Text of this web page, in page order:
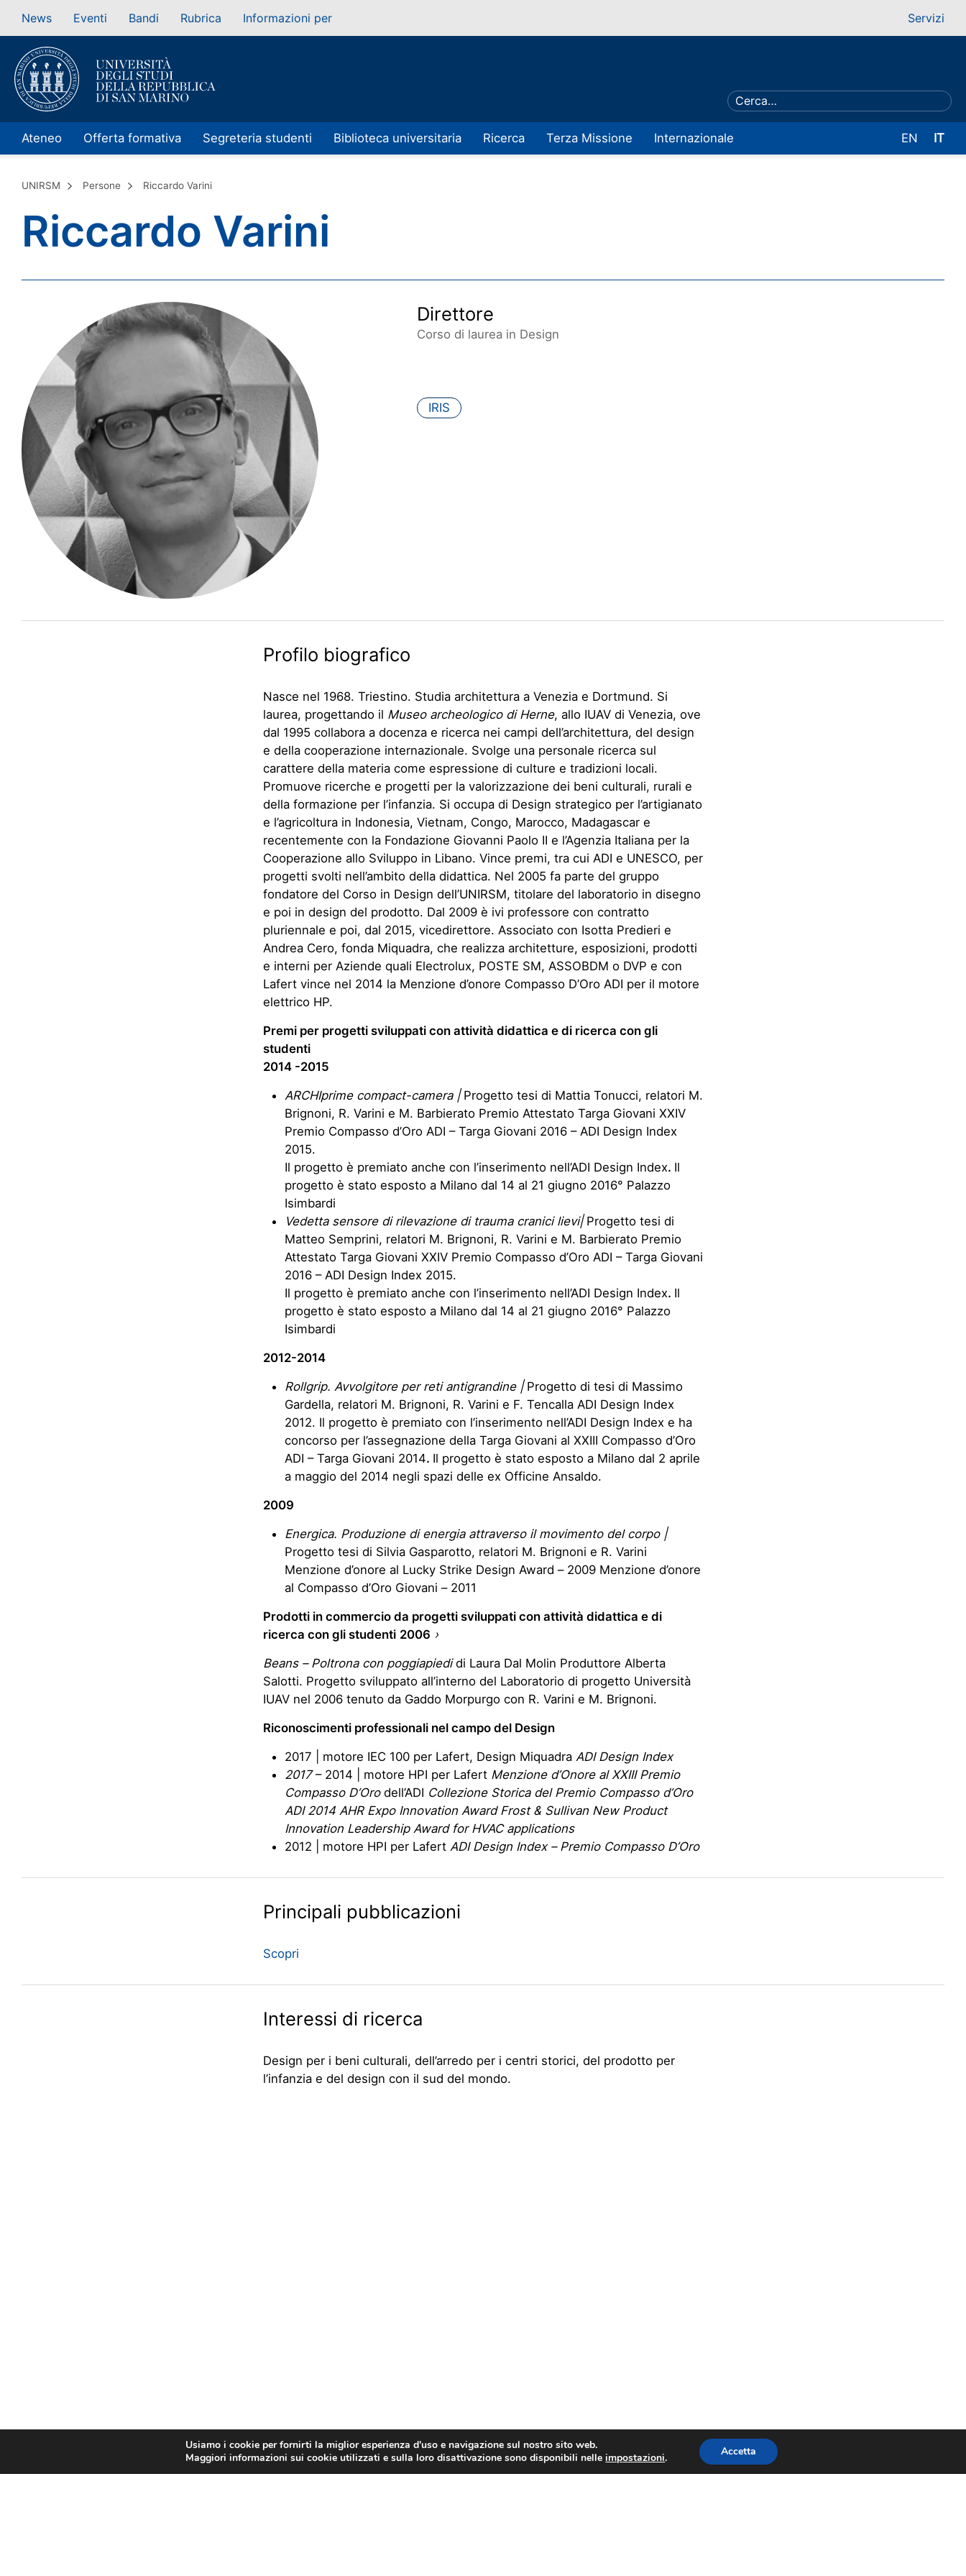
News Eventi Bandi Rubrica Informazioni per Servizi
Ateneo Offerta formativa Segreteria studenti Biblioteca universitaria Ricerca Terza Missione Internazionale EN IT
UNIRSM Persone Riccardo Varini
Riccardo Varini
Direttore
Corso di laurea in Design
IRIS
Profilo biografico
Nasce nel 1968. Triestino. Studia architettura a Venezia e Dortmund. Si
laurea, progettando il Museo archeologico di Herne, allo IUAV di Venezia, ove
dal 1995 collabora a docenza e ricerca nei campi dell’architettura, del design
e della cooperazione internazionale. Svolge una personale ricerca sul
carattere della materia come espressione di culture e tradizioni locali.
Promuove ricerche e progetti per la valorizzazione dei beni culturali, rurali e
della formazione per l’infanzia. Si occupa di Design strategico per l’artigianato
e l’agricoltura in Indonesia, Vietnam, Congo, Marocco, Madagascar e
recentemente con la Fondazione Giovanni Paolo II e l’Agenzia Italiana per la
Cooperazione allo Sviluppo in Libano. Vince premi, tra cui ADI e UNESCO, per
progetti svolti nell’ambito della didattica. Nel 2005 fa parte del gruppo
fondatore del Corso in Design dell’UNIRSM, titolare del laboratorio in disegno
e poi in design del prodotto. Dal 2009 è ivi professore con contratto
pluriennale e poi, dal 2015, vicedirettore. Associato con Isotta Predieri e
Andrea Cero, fonda Miquadra, che realizza architetture, esposizioni, prodotti
e interni per Aziende quali Electrolux, POSTE SM, ASSOBDM o DVP e con
Lafert vince nel 2014 la Menzione d’onore Compasso D’Oro ADI per il motore
elettrico HP.
Premi per progetti sviluppati con attività didattica e di ricerca con gli
studenti
2014 -2015
ARCHIprime compact-camera | Progetto tesi di Mattia Tonucci, relatori M.
Brignoni, R. Varini e M. Barbierato Premio Attestato Targa Giovani XXIV
Premio Compasso d’Oro ADI – Targa Giovani 2016 – ADI Design Index
2015.
Il progetto è premiato anche con l’inserimento nell’ADI Design Index. Il
progetto è stato esposto a Milano dal 14 al 21 giugno 2016° Palazzo
Isimbardi
Vedetta sensore di rilevazione di trauma cranici lievi| Progetto tesi di
Matteo Semprini, relatori M. Brignoni, R. Varini e M. Barbierato Premio
Attestato Targa Giovani XXIV Premio Compasso d’Oro ADI – Targa Giovani
2016 – ADI Design Index 2015.
Il progetto è premiato anche con l’inserimento nell’ADI Design Index. Il
progetto è stato esposto a Milano dal 14 al 21 giugno 2016° Palazzo
Isimbardi
2012-2014
Rollgrip. Avvolgitore per reti antigrandine | Progetto di tesi di Massimo
Gardella, relatori M. Brignoni, R. Varini e F. Tencalla ADI Design Index
2012. Il progetto è premiato con l’inserimento nell’ADI Design Index e ha
concorso per l’assegnazione della Targa Giovani al XXIII Compasso d’Oro
ADI – Targa Giovani 2014. Il progetto è stato esposto a Milano dal 2 aprile
a maggio del 2014 negli spazi delle ex Officine Ansaldo.
2009
Energica. Produzione di energia attraverso il movimento del corpo |
Progetto tesi di Silvia Gasparotto, relatori M. Brignoni e R. Varini
Menzione d’onore al Lucky Strike Design Award – 2009 Menzione d’onore
al Compasso d’Oro Giovani – 2011
Prodotti in commercio da progetti sviluppati con attività didattica e di
ricerca con gli studenti 2006 ›
Beans – Poltrona con poggiapiedidi Laura Dal Molin Produttore Alberta
Salotti. Progetto sviluppato all’interno del Laboratorio di progetto Università
IUAV nel 2006 tenuto da Gaddo Morpurgo con R. Varini e M. Brignoni.
Riconoscimenti professionali nel campo del Design
2017 | motore IEC 100 per Lafert, Design Miquadra ADI Design Index
2017– 2014 | motore HPI per Lafert Menzione d’Onore al XXIII Premio
Compasso D’Orodell’ADI Collezione Storica del Premio Compasso d’Oro
ADI 2014 AHR Expo Innovation Award Frost & Sullivan New Product
Innovation Leadership Award for HVAC applications
2012 | motore HPI per Lafert ADI Design Index – Premio Compasso D’Oro
Principali pubblicazioni
Scopri
Interessi di ricerca
Design per i beni culturali, dell’arredo per i centri storici, del prodotto per
l’infanzia e del design con il sud del mondo.
Usiamo i cookie per fornirti la miglior esperienza d'uso e navigazione sul nostro sito web.
Maggiori informazioni sui cookie utilizzati e sulla loro disattivazione sono disponibili nelleimpostazioni. Accetta